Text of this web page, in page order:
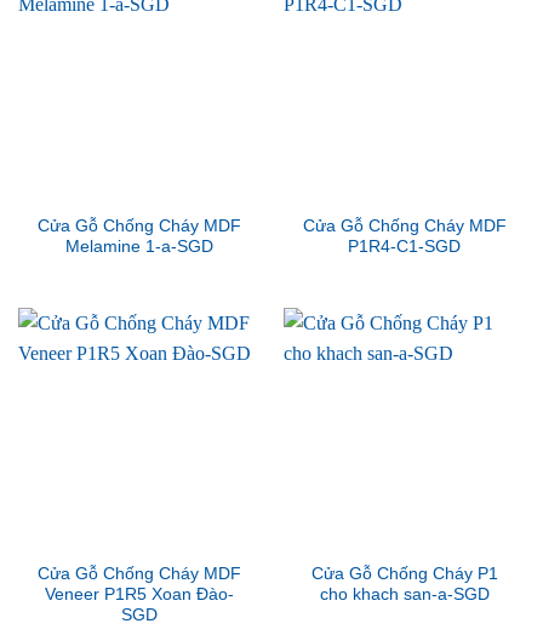
Cửa Gỗ Chống Cháy MDF
Melamine 1-a-SGD
Cửa Gỗ Chống Cháy MDF
P1R4-C1-SGD
Cửa Gỗ Chống Cháy MDF
Veneer P1R5 Xoan Đào-
SGD
Cửa Gỗ Chống Cháy P1
cho khach san-a-SGD